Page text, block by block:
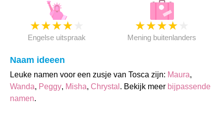
★★★★
Engelse uitspraak
★★★★
Mening buitenlanders
Naam ideeen
Leuke namen voor een zusje van Tosca zijn: Maura,
Wanda, Peggy, Misha, Chrystal . Bekijk meer bijpassende
namen.